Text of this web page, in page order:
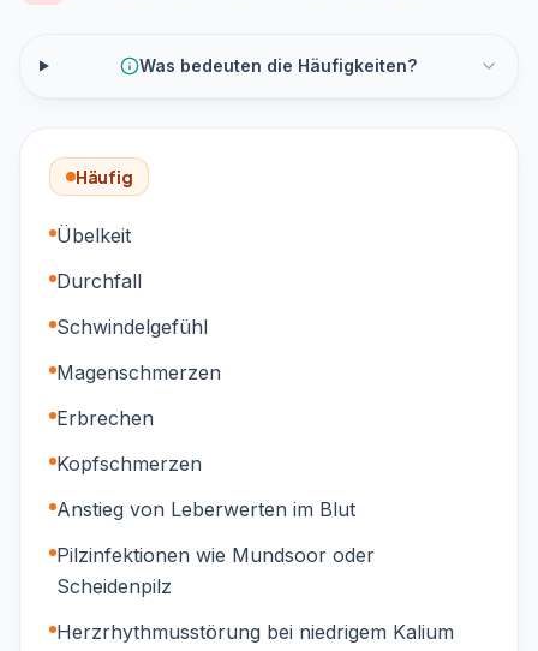
Was bedeuten die Häufigkeiten?
Häufig
Übelkeit
Durchfall
Schwindelgefühl
Magenschmerzen
Erbrechen
Kopfschmerzen
Anstieg von Leberwerten im Blut
Pilzinfektionen wie Mundsoor oder
Scheidenpilz
Herzrhythmusstörung bei niedrigem Kalium